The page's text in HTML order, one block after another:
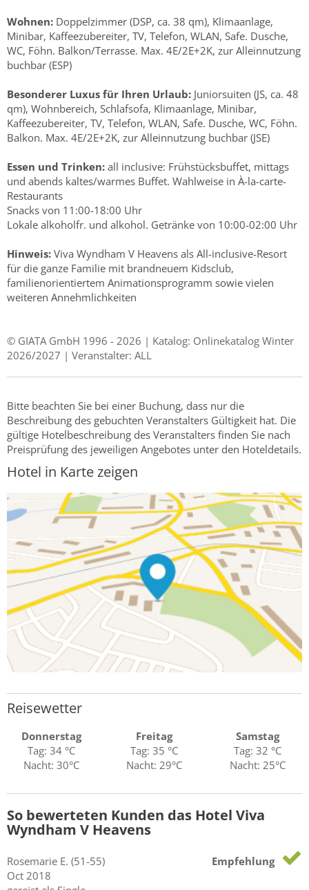
Wohnen: Doppelzimmer (DSP, ca. 38 qm), Klimaanlage,
Minibar, Kaffeezubereiter, TV, Telefon, WLAN, Safe. Dusche,
WC, Föhn. Balkon/Terrasse. Max. 4E/2E+2K, zur Alleinnutzung
buchbar (ESP)
Besonderer Luxus für Ihren Urlaub: Juniorsuiten (JS, ca. 48
qm), Wohnbereich, Schlafsofa, Klimaanlage, Minibar,
Kaffeezubereiter, TV, Telefon, WLAN, Safe. Dusche, WC, Föhn.
Balkon. Max. 4E/2E+2K, zur Alleinnutzung buchbar (JSE)
Essen und Trinken: all inclusive: Frühstücksbuffet, mittags
und abends kaltes/warmes Buffet. Wahlweise in À-la-carte-
Restaurants
Snacks von 11:00-18:00 Uhr
Lokale alkoholfr. und alkohol. Getränke von 10:00-02:00 Uhr
Hinweis: Viva Wyndham V Heavens als All-inclusive-Resort
für die ganze Familie mit brandneuem Kidsclub,
familienorientiertem Animationsprogramm sowie vielen
weiteren Annehmlichkeiten
© GIATA GmbH 1996 - 2026 | Katalog: Onlinekatalog Winter
2026/2027 | Veranstalter: ALL
Bitte beachten Sie bei einer Buchung, dass nur die
Beschreibung des gebuchten Veranstalters Gültigkeit hat. Die
gültige Hotelbeschreibung des Veranstalters finden Sie nach
Preisprüfung des jeweiligen Angebotes unter den Hoteldetails.
Hotel in Karte zeigen
Reisewetter
Donnerstag
Tag: 34 °C
Nacht: 30°C
Freitag
Tag: 35 °C
Nacht: 29°C
Samstag
Tag: 32 °C
Nacht: 25°C
So bewerteten Kunden das Hotel Viva
Wyndham V Heavens
Rosemarie E. (51-55)
Oct 2018
Empfehlung